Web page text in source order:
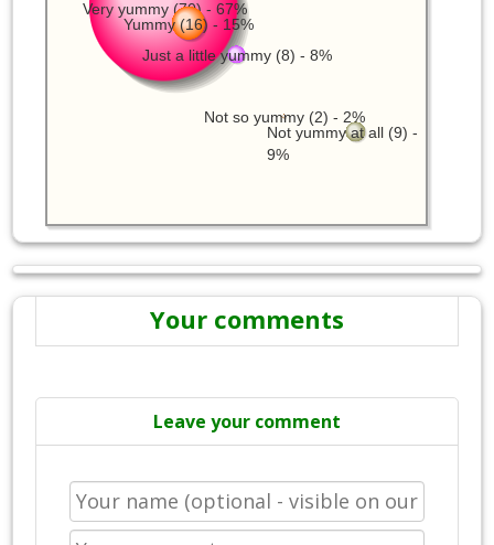
Very yummy (70) - 67%
Yummy (16) - 15%
Not yummy at all (9) -
9%
Just a little yummy (8) - 8%
Not so yummy (2) - 2%
Your comments
Leave your comment